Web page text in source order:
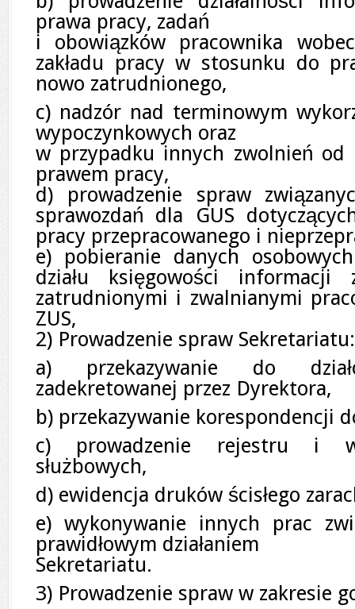
prawa pracy, zadań
i obowiązków pracownika
zakładu pracy w stosunku do
nowo zatrudnionego,
c) nadzór nad terminowym
wypoczynkowych oraz
w przypadku innych zwolnień od
prawem pracy,
d) prowadzenie spraw
sprawozdań dla GUS
pracy przepracowanego i
e) pobieranie danych
działu księgowości informacji
zatrudnionymi i zwalnianymi
ZUS,
2) Prowadzenie spraw Sekretariatu:
a) przekazywanie do
zadekretowanej przez Dyrektora,
b) przekazywanie korespondencji
c) prowadzenie rejestru i
służbowych,
d) ewidencja druków ścisłego
e) wykonywanie innych prac
prawidłowym działaniem
Sekretariatu.
3) Prowadzenie spraw w zakresie